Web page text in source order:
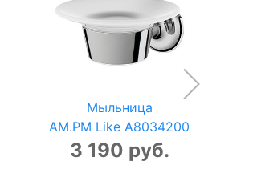
Мыльница
AM.PM Like A8034200
3 190 руб.